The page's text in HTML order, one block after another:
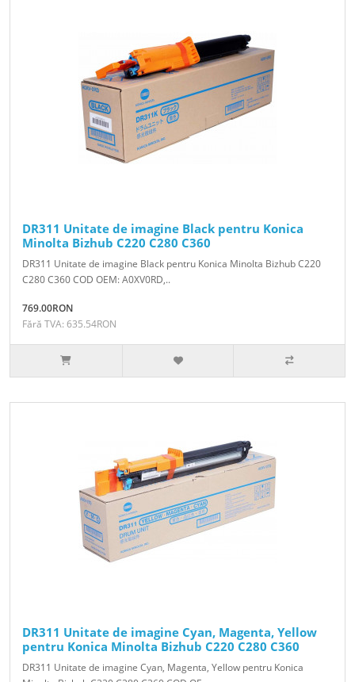
DR311 Unitate de imagine Black pentru Konica
Minolta Bizhub C220 C280 C360
DR311 Unitate de imagine Black pentru Konica Minolta Bizhub C220
C280 C360 COD OEM: A0XV0RD,..
769.00RON
Fără TVA: 635.54RON
DR311 Unitate de imagine Cyan, Magenta, Yellow
pentru Konica Minolta Bizhub C220 C280 C360
DR311 Unitate de imagine Cyan, Magenta, Yellow pentru Konica